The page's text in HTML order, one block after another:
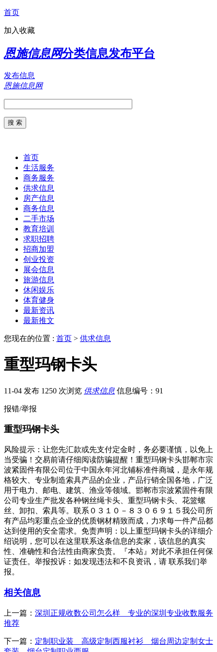
首页
加入收藏
恩施信息网分类信息发布平台
发布信息
恩施信息网
首页
生活服务
商务服务
供求信息
房产信息
商务信息
二手市场
教育培训
求职招聘
招商加盟
创业投资
展会信息
旅游信息
休闲娱乐
体育健身
最新资讯
最新推文
您现在的位置 : 首页 > 供求信息
重型玛钢卡头
11-04 发布 1250 次浏览 供求信息 信息编号：91
报错/举报
重型玛钢卡头
风险提示：让您先汇款或先支付定金时，务必要谨慎，以免上
当受骗！交易前请仔细阅读防骗提醒！重型玛钢卡头邯郸市宗
波紧固件有限公司位于中国永年河北铺标准件商城，是永年规
格较大、专业制造索具产品的企业，产品行销全国各地，广泛
用于电力、邮电、建筑、渔业等领域。邯郸市宗波紧固件有限
公司专业生产批发各种钢丝绳卡头、重型玛钢卡头、花篮螺
丝、卸扣、索具等。联系０３１０－８３０６９１５我公司所
有产品均彩重点企业的优质钢材精致而成，力求每一件产品都
达到使用的安全需求。免责声明：以上重型玛钢卡头的详细介
绍说明，您可以在这里联系这条信息的卖家，该信息的真实
性、准确性和合法性由商家负责。『本站』对此不承担任何保
证责任。举报投诉：如发现违法和不良资讯，请 联系我们举
报。
相关信息
上一篇： 深圳正规收数公司怎么样 专业的深圳专业收数服务
推荐
下一篇： 定制职业装 高级定制西服衬衫 烟台周边定制女士